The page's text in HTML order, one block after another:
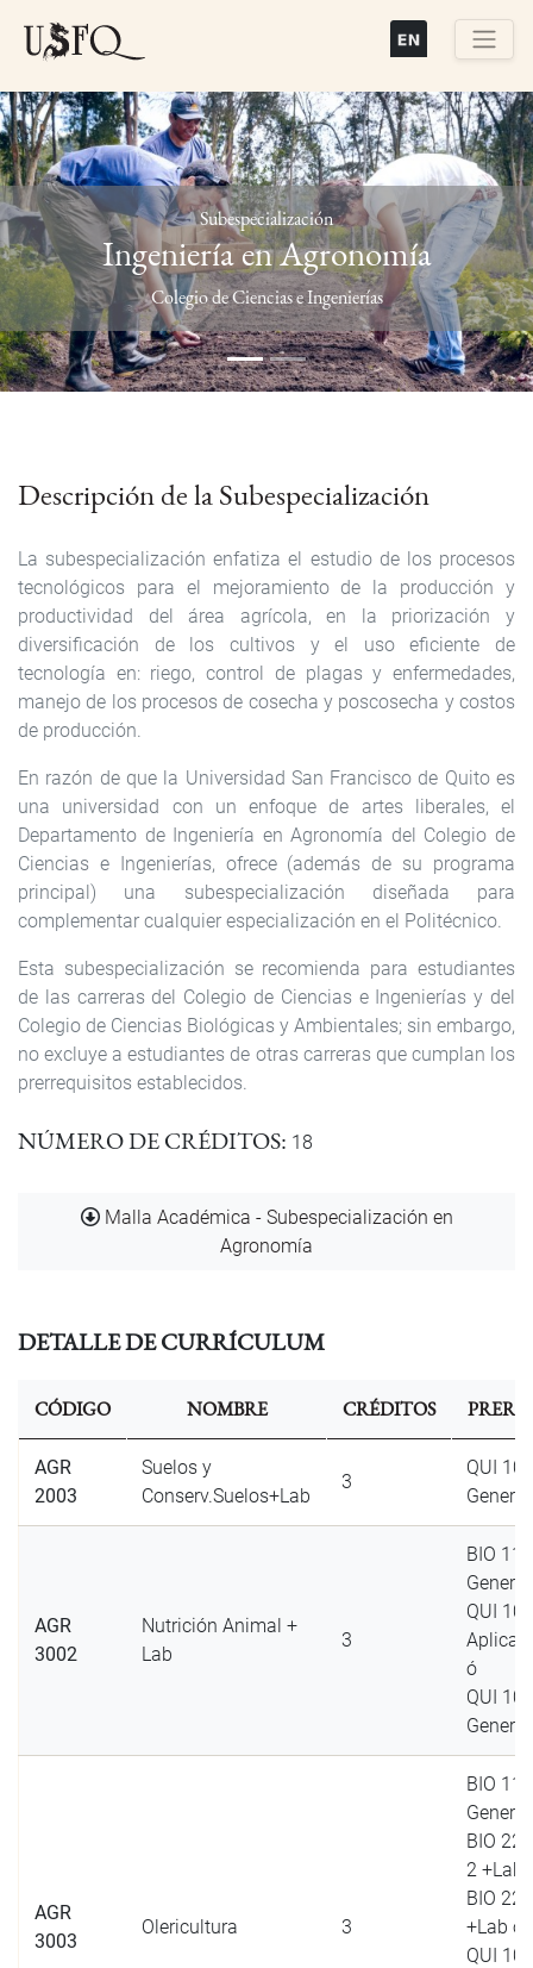
principal
Previous Next
Subespecialización
Ingeniería en Agronomía
Colegio de Ciencias e Ingenierías
Descripción de la Subespecialización
La subespecialización enfatiza el estudio de los procesos
tecnológicos para el mejoramiento de la producción y
productividad del área agrícola, en la priorización y
diversificación de los cultivos y el uso eficiente de
tecnología en: riego, control de plagas y enfermedades,
manejo de los procesos de cosecha y poscosecha y costos
de producción.
En razón de que la Universidad San Francisco de Quito es
una universidad con un enfoque de artes liberales, el
Departamento de Ingeniería en Agronomía del Colegio de
Ciencias e Ingenierías, ofrece (además de su programa
principal) una subespecialización diseñada para
complementar cualquier especialización en el Politécnico.
Esta subespecialización se recomienda para estudiantes
de las carreras del Colegio de Ciencias e Ingenierías y del
Colegio de Ciencias Biológicas y Ambientales; sin embargo,
no excluye a estudiantes de otras carreras que cumplan los
prerrequisitos establecidos.
NÚMERO DE CRÉDITOS 18
DocumentoMalla Académica - Subespecialización en
Agronomía
DETALLE DE CURRÍCULUM
CÓDIGO NOMBRE CRÉDITOS
AGR
2003
Suelos y
Conserv.Suelos+Lab
3
QUI
AGR
3002
Nutrición Animal +
Lab
3
BIO
QUI
ó
QUI
AGR
3003
Olericultura 3
BIO
BIO
2
BIO
+Lab ó
QUI